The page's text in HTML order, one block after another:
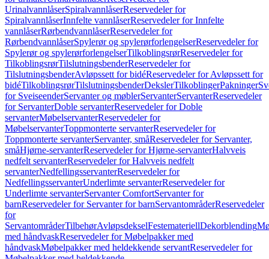
UrinalvannlåserSpiralvannlåserReservedeler for
SpiralvannlåserInnfelte vannlåserReservedeler for Innfelte
vannlåserRørbendvannlåserReservedeler for
RørbendvannlåserSpylerør og spylerørforlengelserReservedeler for
Spylerør og spylerørforlengelserTilkoblingsrørReservedeler for
TilkoblingsrørTilslutningsbenderReservedeler for
TilslutningsbenderAvløpssett for bidéReservedeler for Avløpssett for
bidéTilkoblingsrørTilslutningsbenderDekslerTilkoblingerPakninger
for SveiseenderServanter og møblerServanterServanterReservedeler
for ServanterDoble servanterReservedeler for Doble
servanterMøbelservanterReservedeler for
MøbelservanterToppmonterte servanterReservedeler for
Toppmonterte servanterServanter, småReservedeler for Servanter,
småHjørne-servanterReservedeler for Hjørne-servanterHalvveis
nedfelt servanterReservedeler for Halvveis nedfelt
servanterNedfellingsservanterReservedeler for
NedfellingsservanterUnderlimte servanterReservedeler for
Underlimte servanterServanter ComfortServanter for
barnReservedeler for Servanter for barnServantområderReservedeler
for
ServantområderTilbehørAvløpsdekselFestemateriellDekorblending
med håndvaskReservedeler for Møbelpakker med
håndvaskMøbelpakker med heldekkende servantReservedeler for